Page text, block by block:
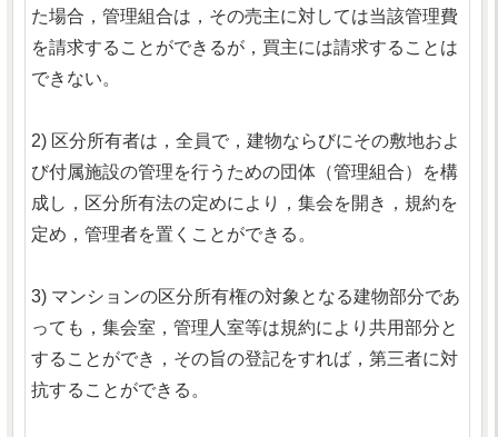
た場合，管理組合は，その売主に対しては当該管理費
を請求することができるが，買主には請求することは
できない。
2) 区分所有者は，全員で，建物ならびにその敷地およ
び付属施設の管理を行うための団体（管理組合）を構
成し，区分所有法の定めにより，集会を開き，規約を
定め，管理者を置くことができる。
3) マンションの区分所有権の対象となる建物部分であ
っても，集会室，管理人室等は規約により共用部分と
することができ，その旨の登記をすれば，第三者に対
抗することができる。